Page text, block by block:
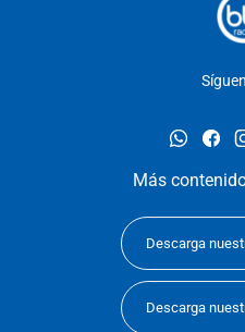
Más
Descarga
Descarga